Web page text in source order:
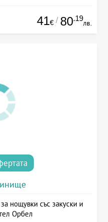
41€ / 80.19
лв.
нощувки със закуски и
Орбел